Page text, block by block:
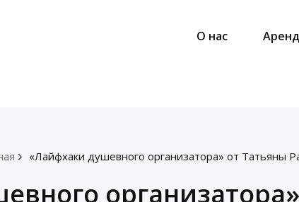
О нас
«Лайфхаки душевного организатора» от Татьяны